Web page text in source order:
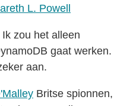
L. Powell
Ik zou het alleen
gaat werken.
aan.
Britse spionnen,